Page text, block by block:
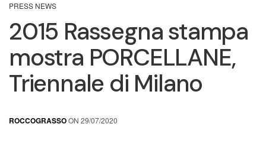
PRESS NEWS
2015 Rassegna stampa
mostra PORCELLANE,
Triennale di Milano
ROCCOGRASSOON 29/07/2020